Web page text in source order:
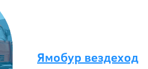
Ямобур вездеход